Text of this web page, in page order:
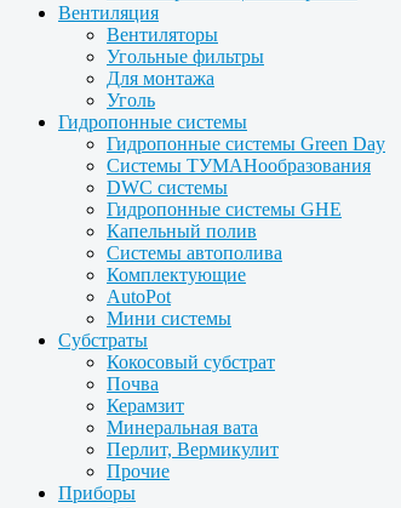
Вентиляция
Вентиляторы
Угольные фильтры
Для монтажа
Уголь
Гидропонные системы
Гидропонные системы Green Day
Системы ТУМАНообразования
DWC системы
Гидропонные системы GHE
Капельный полив
Системы автополива
Комплектующие
AutoPot
Мини системы
Субстраты
Кокосовый субстрат
Почва
Керамзит
Минеральная вата
Перлит, Вермикулит
Прочие
Приборы